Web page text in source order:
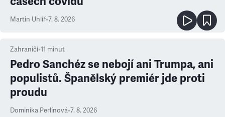
Martin Uhlíř•7. 8. 2026
Zahraničí•11 minut
Pedro Sanchéz se nebojí ani Trumpa, ani
populistů. Španělský premiér jde proti
proudu
Dominika Perlínová•7. 8. 2026